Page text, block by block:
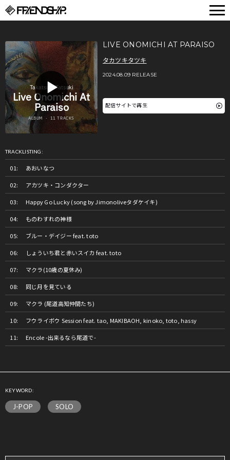
LIVE ONOMICHI AT PARAISO
タカツキタツキ
2024.08.09 RELEASE
配信サイトで再生
TRACKLISTING:
あおいなつ
アカツキ・コンダクター
Happy Go Lucky (song by Jimonoliveタダケイキ)
ものわすれの神様
ブルー・デイジー feat. toto
しょういち君と赤いスイカ feat. toto
マクラ(10歳の夏休み)
同じ月を見ている
マクラ (尾道高知仲間たち)
フウライボウ Session feat. tao, MAKIBAOH, kinoko, toto, hassy
Encole -出来るなら尾道で-
KEYWORD:
J-POP SOLO